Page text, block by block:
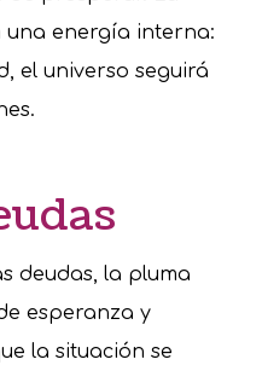
energía interna:
el universo seguirá
deudas, la pluma
esperanza y
la situación se